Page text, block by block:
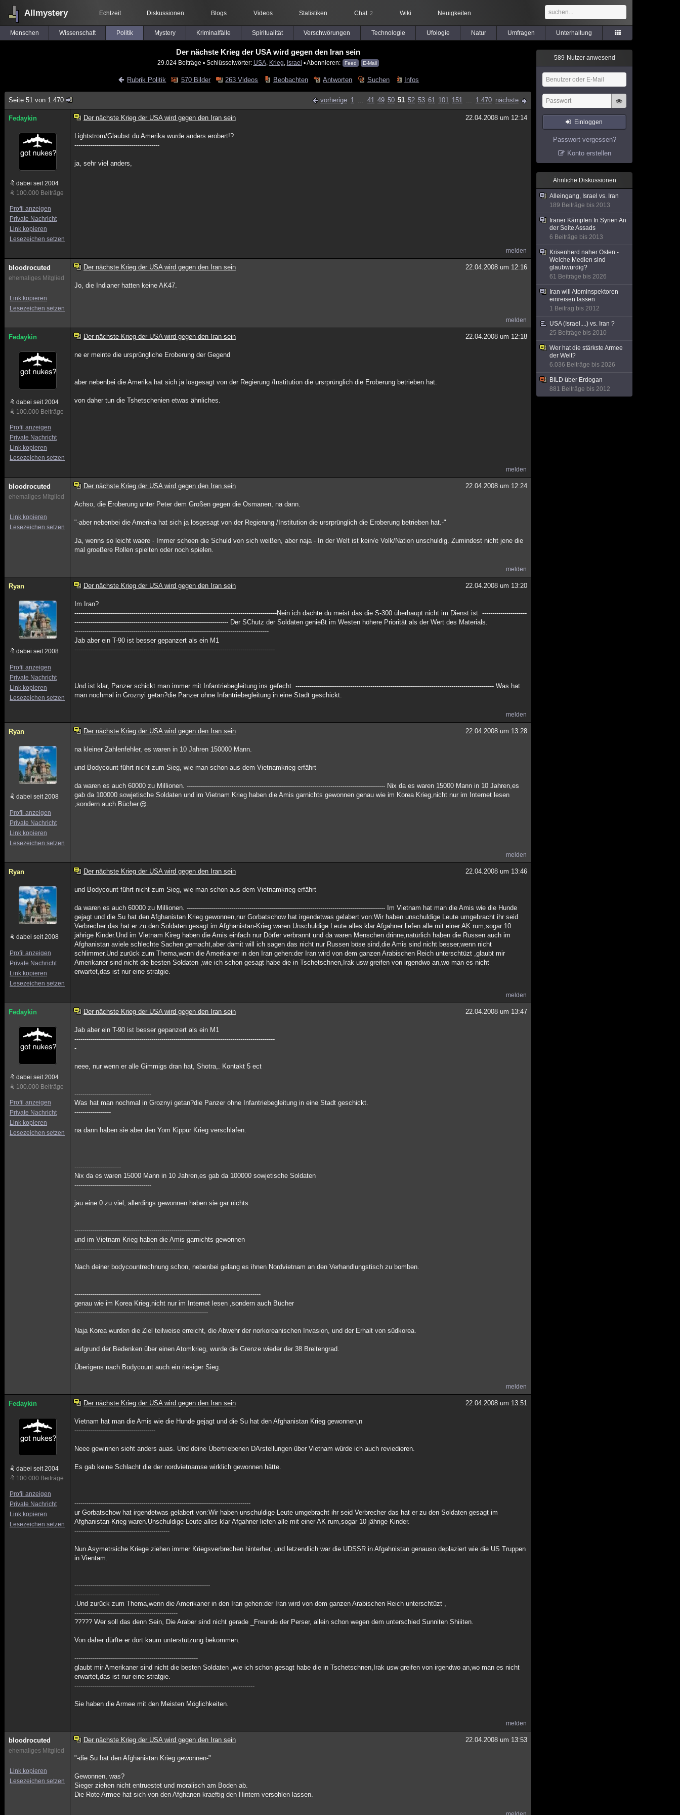
Allmystery Echtzeit Diskussionen Blogs Videos Statistiken Chat 2 Wiki Neuigkeiten
Menschen Wissenschaft Politik Mystery Kriminalfälle Spiritualität Verschwörungen Technologie Ufologie Natur Umfragen Unterhaltung
Der nächste Krieg der USA wird gegen den Iran sein
29.024 Beiträge ▪ Schlüsselwörter: USA, Krieg Israel ▪ Abonnieren: Feed E-Mail
Rubrik Politik 570 Bilder 263 Videos Beobachten Antworten Suchen Infos
Seite 51 von 1.470 vorherige 1 ... 41 49 50 51 52 53 61 101 151 ... 1.470 nächste
Fedaykin
dabei seit 2004
100.000 Beiträge
Profil anzeigen
Private Nachricht
Link kopieren
Lesezeichen setzen
Der nächste Krieg der USA wird gegen den Iran sein 22.04.2008 um 12:14
Lightstrom/Glaubst du Amerika wurde anders erobert!?
------------------------------------------
ja, sehr viel anders,
melden
bloodrocuted
ehemaliges Mitglied
Link kopieren
Lesezeichen setzen
Der nächste Krieg der USA wird gegen den Iran sein 22.04.2008 um 12:16
Jo, die Indianer hatten keine AK47.
melden
Fedaykin
dabei seit 2004
100.000 Beiträge
Profil anzeigen
Private Nachricht
Link kopieren
Lesezeichen setzen
Der nächste Krieg der USA wird gegen den Iran sein 22.04.2008 um 12:18
ne er meinte die ursprüngliche Eroberung der Gegend
aber nebenbei die Amerika hat sich ja losgesagt von der Regierung /Institution die ursrprünglich die Eroberung betrieben hat.
von daher tun die Tshetschenien etwas ähnliches.
melden
bloodrocuted
ehemaliges Mitglied
Link kopieren
Lesezeichen setzen
Der nächste Krieg der USA wird gegen den Iran sein 22.04.2008 um 12:24
Achso, die Eroberung unter Peter dem Großen gegen die Osmanen, na dann.
"-aber nebenbei die Amerika hat sich ja losgesagt von der Regierung /Institution die ursrprünglich die Eroberung betrieben hat.-"
Ja, wenns so leicht waere - Immer schoen die Schuld von sich weißen, aber naja - In der Welt ist kein/e Volk/Nation unschuldig. Zumindest nicht jene die
mal groeßere Rollen spielten oder noch spielen.
melden
Ryan
dabei seit 2008
Profil anzeigen
Private Nachricht
Link kopieren
Lesezeichen setzen
Der nächste Krieg der USA wird gegen den Iran sein 22.04.2008 um 13:20
Im Iran?
----------------------------------------------------------------------------------------------------Nein ich dachte du meist das die S-300 überhaupt nicht im Dienst ist. ----------------------
---------------------------------------------------------------------------- Der SChutz der Soldaten genießt im Westen höhere Priorität als der Wert des Materials.
------------------------------------------------------------------------------------------------
Jab aber ein T-90 ist besser gepanzert als ein M1
---------------------------------------------------------------------------------------------------
Und ist klar, Panzer schickt man immer mit Infantriebegleitung ins gefecht. -------------------------------------------------------------------------------------------------- Was hat
man nochmal in Groznyi getan?die Panzer ohne Infantriebegleitung in eine Stadt geschickt.
melden
Ryan
dabei seit 2008
Profil anzeigen
Private Nachricht
Link kopieren
Lesezeichen setzen
Der nächste Krieg der USA wird gegen den Iran sein 22.04.2008 um 13:28
na kleiner Zahlenfehler, es waren in 10 Jahren 150000 Mann.
und Bodycount führt nicht zum Sieg, wie man schon aus dem Vietnamkrieg erfährt
da waren es auch 60000 zu Millionen. -------------------------------------------------------------------------------------------------- Nix da es waren 15000 Mann in 10 Jahren,es
gab da 100000 sowjetische Soldaten und im Vietnam Krieg haben die Amis garnichts gewonnen genau wie im Korea Krieg,nicht nur im Internet lesen
,sondern auch Bücher
.
melden
Ryan
dabei seit 2008
Profil anzeigen
Private Nachricht
Link kopieren
Lesezeichen setzen
Der nächste Krieg der USA wird gegen den Iran sein 22.04.2008 um 13:46
und Bodycount führt nicht zum Sieg, wie man schon aus dem Vietnamkrieg erfährt
da waren es auch 60000 zu Millionen. -------------------------------------------------------------------------------------------------- Im Vietnam hat man die Amis wie die Hunde
gejagt und die Su hat den Afghanistan Krieg gewonnen,nur Gorbatschow hat irgendetwas gelabert von:Wir haben unschuldige Leute umgebracht ihr seid
Verbrecher das hat er zu den Soldaten gesagt im Afghanistan-Krieg waren.Unschuldige Leute alles klar Afgahner liefen alle mit einer AK rum,sogar 10
jährige Kinder.Und im Vietnam Kireg haben die Amis einfach nur Dörfer verbrannt und da waren Menschen drinne,natürlich haben die Russen auch im
Afghanistan aviele schlechte Sachen gemacht,aber damit will ich sagen das nicht nur Russen böse sind,die Amis sind nicht besser,wenn nicht
schlimmer.Und zurück zum Thema,wenn die Amerikaner in den Iran gehen:der Iran wird von dem ganzen Arabischen Reich unterschtüzt ,glaubt mir
Amerikaner sind nicht die besten Soldaten ,wie ich schon gesagt habe die in Tschetschnen,Irak usw greifen von irgendwo an,wo man es nicht
erwartet,das ist nur eine stratgie.
melden
Fedaykin
dabei seit 2004
100.000 Beiträge
Profil anzeigen
Private Nachricht
Link kopieren
Lesezeichen setzen
Der nächste Krieg der USA wird gegen den Iran sein 22.04.2008 um 13:47
Jab aber ein T-90 ist besser gepanzert als ein M1
---------------------------------------------------------------------------------------------------
-
neee, nur wenn er alle Gimmigs dran hat, Shotra,. Kontakt 5 ect
--------------------------------------
Was hat man nochmal in Groznyi getan?die Panzer ohne Infantriebegleitung in eine Stadt geschickt.
------------------
na dann haben sie aber den Yom Kippur Krieg verschlafen.
-----------------------
Nix da es waren 15000 Mann in 10 Jahren,es gab da 100000 sowjetische Soldaten
--------------------------------------
jau eine 0 zu viel, allerdings gewonnen haben sie gar nichts.
--------------------------------------------------------------
und im Vietnam Krieg haben die Amis garnichts gewonnen
------------------------------------------------------
Nach deiner bodycountrechnung schon, nebenbei gelang es ihnen Nordvietnam an den Verhandlungstisch zu bomben.
--------------------------------------------------------------------------------------------
genau wie im Korea Krieg,nicht nur im Internet lesen ,sondern auch Bücher
------------------------------------------------------------------
Naja Korea wurden die Ziel teilweise erreicht, die Abwehr der norkoreanischen Invasion, und der Erhalt von südkorea.
aufgrund der Bedenken über einen Atomkrieg, wurde die Grenze wieder der 38 Breitengrad.
Überigens nach Bodycount auch ein riesiger Sieg.
melden
Fedaykin
dabei seit 2004
100.000 Beiträge
Profil anzeigen
Private Nachricht
Link kopieren
Lesezeichen setzen
Der nächste Krieg der USA wird gegen den Iran sein 22.04.2008 um 13:51
Vietnam hat man die Amis wie die Hunde gejagt und die Su hat den Afghanistan Krieg gewonnen,n
----------------------------------------
Neee gewinnen sieht anders auas. Und deine Übertriebenen DArstellungen über Vietnam würde ich auch reviedieren.
Es gab keine Schlacht die der nordvietnamse wirklich gewonnen hätte.
---------------------------------------------------------------------------------------
ur Gorbatschow hat irgendetwas gelabert von:Wir haben unschuldige Leute umgebracht ihr seid Verbrecher das hat er zu den Soldaten gesagt im
Afghanistan-Krieg waren.Unschuldige Leute alles klar Afgahner liefen alle mit einer AK rum,sogar 10 jährige Kinder.
-----------------------------------------------
Nun Asymetrsiche Kriege ziehen immer Kriegsverbrechen hinterher, und letzendlich war die UDSSR in Afgahnistan genauso deplaziert wie die US Truppen
in Vientam.
-------------------------------------------------------------------
------------------------------------------
.Und zurück zum Thema,wenn die Amerikaner in den Iran gehen:der Iran wird von dem ganzen Arabischen Reich unterschtüzt ,
---------------------------------------------------
????? Wer soll das denn Sein, Die Araber sind nicht gerade _Freunde der Perser, allein schon wegen dem unterschied Sunniten Shiiiten.
Von daher dürfte er dort kaum unterstützung bekommen.
-------------------------------------------------------------
glaubt mir Amerikaner sind nicht die besten Soldaten ,wie ich schon gesagt habe die in Tschetschnen,Irak usw greifen von irgendwo an,wo man es nicht
erwartet,das ist nur eine stratgie.
-----------------------------------------------------------------------------------------
Sie haben die Armee mit den Meisten Möglichkeiten.
melden
bloodrocuted
ehemaliges Mitglied
Link kopieren
Lesezeichen setzen
Der nächste Krieg der USA wird gegen den Iran sein 22.04.2008 um 13:53
"-die Su hat den Afghanistan Krieg gewonnen-"
Gewonnen, was?
Sieger ziehen nicht entruestet und moralisch am Boden ab.
Die Rote Armee hat sich von den Afghanen kraeftig den Hintern versohlen lassen.
589 Nutzer anwesend
Einloggen
Passwort vergessen?
Konto erstellen
Ähnliche Diskussionen
Alleingang, Israel vs. Iran
189 Beiträge bis 2013
Iraner Kämpfen In Syrien An
der Seite Assads
6 Beiträge bis 2013
Krisenherd naher Osten -
Welche Medien sind
glaubwürdig?
61 Beiträge bis 2026
Iran will Atominspektoren
einreisen lassen
1 Beitrag bis 2012
USA (Israel....) vs. Iran ?
25 Beiträge bis 2010
Wer hat die stärkste Armee
der Welt?
6.036 Beiträge bis 2026
BILD über Erdogan
881 Beiträge bis 2012